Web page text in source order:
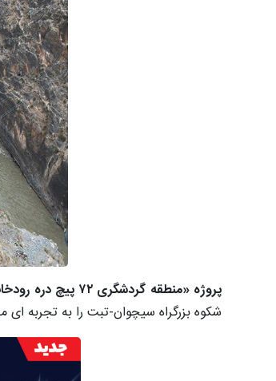
پروژه «منطقه گردشگری ۷۲ پیچ دره رودخانه نوجیانگ»
شکوه بزرگراه سیچوان-تبت را به تجربه ای